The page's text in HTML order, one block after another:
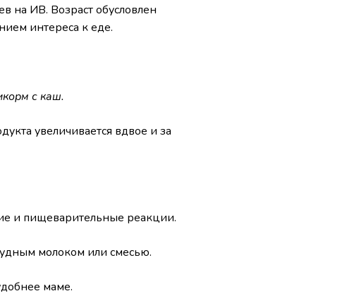
на ИВ. Возраст обусловлен
интереса к еде.
с каш.
увеличивается вдвое и за
и пищеварительные реакции.
молоком или смесью.
маме.